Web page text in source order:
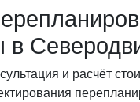
в
и расчёт